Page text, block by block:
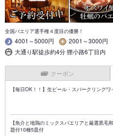
全国パエリア選手権４度目の優勝！
4001～5000円
2001～3000円
大通り駅徒歩約4分 狸小路6丁目内
クーポン
【毎日OK！！】生ビール・スパークリング
【魚介と地鶏のミックスパエリアと厳選黒
題付10種5皿付